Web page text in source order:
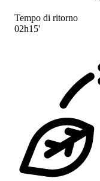
Tempo di ritorno
02h15'